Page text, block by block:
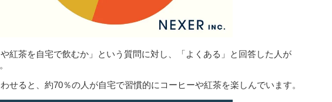
紅茶を自宅で飲むか」という質問に対し、「よくある」と回答した人が
わせると、約70％の人が自宅で習慣的にコーヒーや紅茶を楽しんでいます。